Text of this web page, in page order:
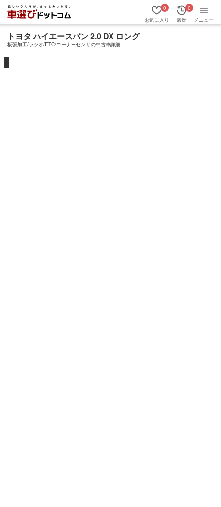
お気に入り
0
履歴
0
メニュー
トヨタ ハイエースバン 2.0 DX ロング
板張加工/ラジオ/ETC/コーナーセンサの中古車詳細